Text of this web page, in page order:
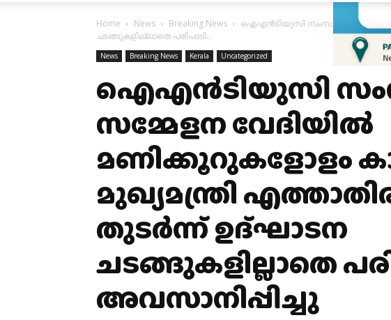
Home News Breaking News
ഐഎൻടിയുസി സംസ്ഥാന സമ്മേളന
ചടങ്ങുകളില്ലാതെ പരിപാടി...
News Breaking News Kerala Uncategorized
ഐഎൻടിയുസി
സമ്മേളന വേദിയിൽ
മണിക്കൂറുകളോളം
മുഖ്യമന്ത്രി
തുടർന്ന് ഉദ്ഘാടന
ചടങ്ങുകളില്ലാതെ
അവസാനിപ്പിച്ചു